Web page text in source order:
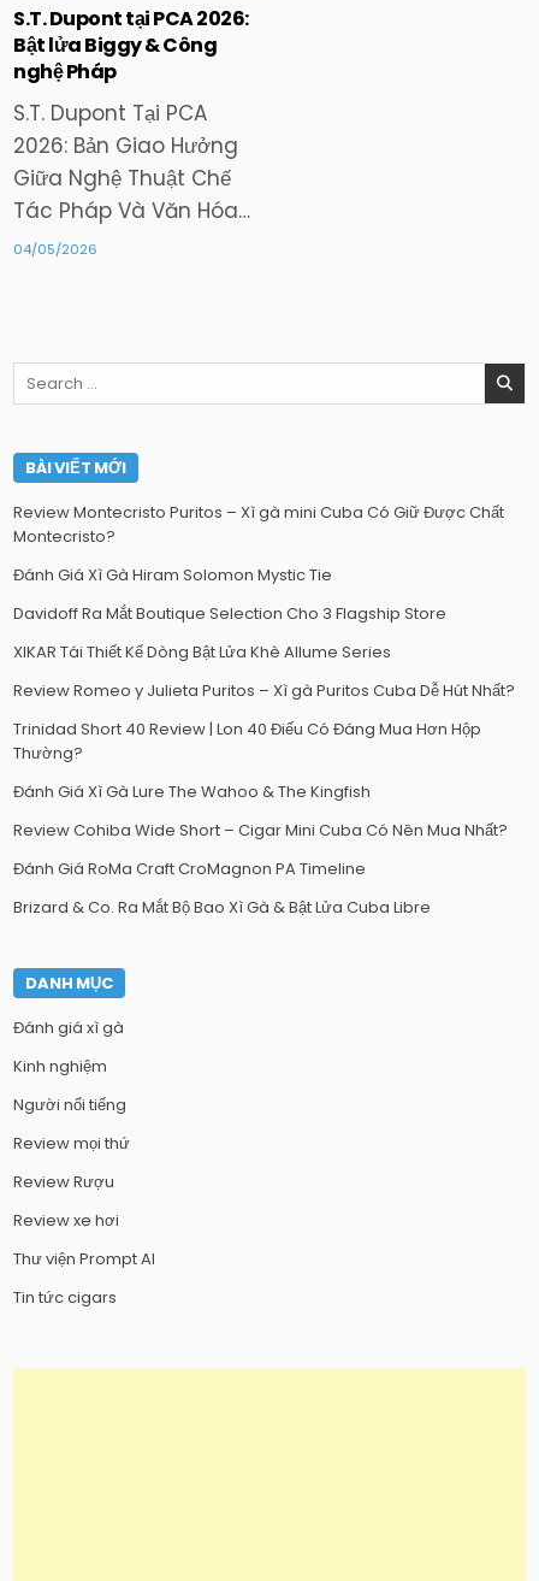
S.T. Dupont tại PCA 2026:
Bật lửa Biggy & Công
nghệ Pháp
S.T. Dupont Tại PCA
2026: Bản Giao Hưởng
Giữa Nghệ Thuật Chế
Tác Pháp Và Văn Hóa…
04/05/2026
Search
for:
BÀI VIẾT MỚI
Review Montecristo Puritos – Xì gà mini Cuba Có Giữ Được Chất
Montecristo?
Đánh Giá Xì Gà Hiram Solomon Mystic Tie
Davidoff Ra Mắt Boutique Selection Cho 3 Flagship Store
XIKAR Tái Thiết Kế Dòng Bật Lửa Khè Allume Series
Review Romeo y Julieta Puritos – Xì gà Puritos Cuba Dễ Hút Nhất?
Trinidad Short 40 Review | Lon 40 Điếu Có Đáng Mua Hơn Hộp
Thường?
Đánh Giá Xì Gà Lure The Wahoo & The Kingfish
Review Cohiba Wide Short – Cigar Mini Cuba Có Nên Mua Nhất?
Đánh Giá RoMa Craft CroMagnon PA Timeline
Brizard & Co. Ra Mắt Bộ Bao Xì Gà & Bật Lửa Cuba Libre
DANH MỤC
Đánh giá xì gà
Kinh nghiệm
Người nổi tiếng
Review mọi thứ
Review Rượu
Review xe hơi
Thư viện Prompt AI
Tin tức cigars